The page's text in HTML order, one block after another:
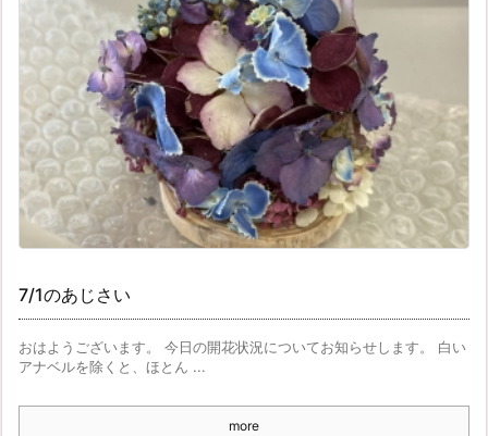
7/1のあじさい
おはようございます。 今日の開花状況についてお知らせします。 白い
アナベルを除くと、ほとん ...
more